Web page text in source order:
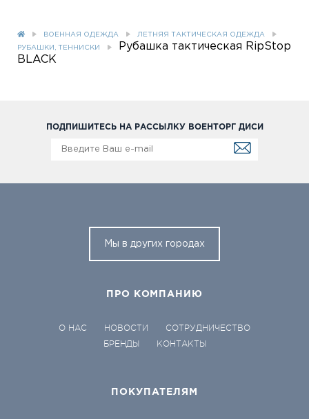
ВОЕННАЯ ОДЕЖДА ЛЕТНЯЯ ТАКТИЧЕСКАЯ ОДЕЖДА
РУБАШКИ, ТЕННИСКИ
Рубашка тактическая RipStop
BLACK
ПОДПИШИТЕСЬ НА РАССЫЛКУ ВОЕНТОРГ ДИСИ
Мы в других городах
ПРО КОМПАНИЮ
О НАС НОВОСТИ
СОТРУДНИЧЕСТВО
БРЕНДЫ
КОНТАКТЫ
ПОКУПАТЕЛЯМ